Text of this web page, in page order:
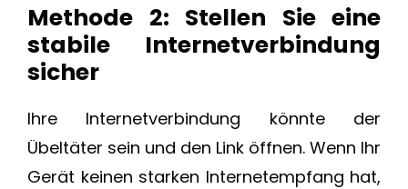
Methode 2: Stellen Sie eine
stabile Internetverbindung
sicher
Ihre Internetverbindung könnte der
Übeltäter sein und den Link öffnen. Wenn Ihr
Gerät keinen starken Internetempfang hat,